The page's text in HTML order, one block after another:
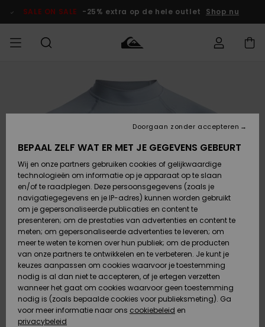
Productinformatie
SALE ON SALE -25% extra op de hele outlet Shop nu
Kleding
Accessoires
Schoenen &
Slippers
Surf /
Water
Snow
Nieuw
JONGENS
Kleding
Accessoires
Schoenen &
Slippers
Surf /
Water
Sneeuw
Nieuw
DAMES
Shop
Highlights
Snow
SURF
Heren Surf
Surf Shop
Highlights
Community
SNOW
Heren Snow
Snow Shop
Dames
Snow Shop
Highlights
Gemeenschap
SALE ON
SALE
HEREN
Kinderen
VROUW
OUTLET
Regio- En
Taalinstellingen
Retouren
Betaling
Giftcard
Quiksilver
Freedom
Gegevensbescherming
BEPAAL ZELF WAT ER MET JE GEGEVENS GEBEURT
Wij en onze partners gebruiken cookies of gelijkwaardige
technologieën om informatie op je apparaat op te slaan
en/of te raadplegen. Deze persoonsgegevens (zoals je
navigatiegegevens en je IP-adres) kunnen worden gebruikt
om je gepersonaliseerde publicaties en content te
presenteren; om de prestaties van advertenties en content te
meten; om gepersonaliseerde advertenties te leveren; om
meer te weten te komen over hun publiek; om de producten
van onze partners te ontwikkelen en te verbeteren. Je kunt je
keuzes aanpassen om cookies waarvoor je toestemming
nodig is al dan niet te accepteren, of je ertegen verzetten
wanneer het gaat om cookies waarvoor geen toestemming
nodig is (zoals bepaalde cookies voor publieksmeting). Ga
voor meer informatie naar ons cookiebeleid en
privacybeleid
Doorgaan zonder accepteren